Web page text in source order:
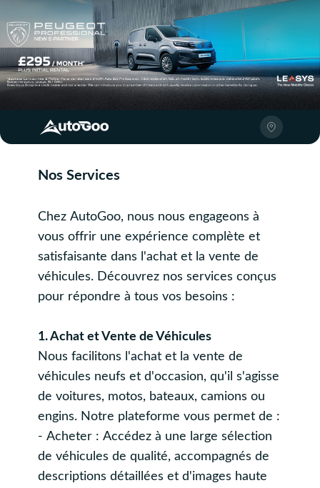
Nos Services
Chez AutoGoo, nous nous engageons à
vous offrir une expérience complète et
satisfaisante dans l'achat et la vente de
véhicules. Découvrez nos services conçus
pour répondre à tous vos besoins :
1. Achat et Vente de Véhicules
Nous facilitons l'achat et la vente de
véhicules neufs et d'occasion, qu'il s'agisse
de voitures, motos, bateaux, camions ou
engins. Notre plateforme vous permet de :
- Acheter : Accédez à une large sélection
de véhicules de qualité, accompagnés de
descriptions détaillées et d'images haute